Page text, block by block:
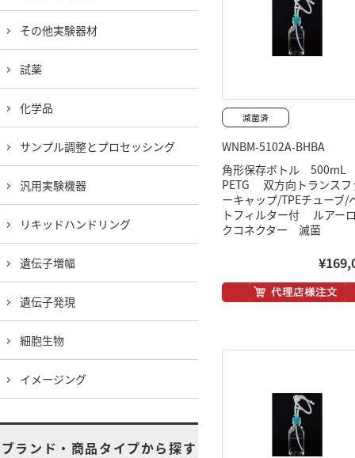
WNBM-5102A-BHBA
角形保存ボトル
PETG 双方向トランスフ
ーキャップ/TPEチューブ/
トフィルター付 ルアー
クコネクター 滅菌
その他実験器材
試薬
化学品
サンプル調整とプロセッシング
汎用実験機器
リキッドハンドリング
遺伝子増幅
遺伝子発現
細胞生物
イメージング
ブランド・商品タイプから探す